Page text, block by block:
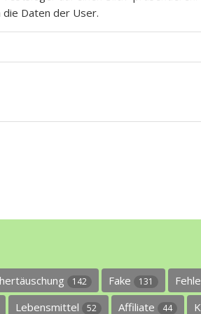
Daten der User.
142 Fake 131
Lebensmittel 52 Affiliate 44